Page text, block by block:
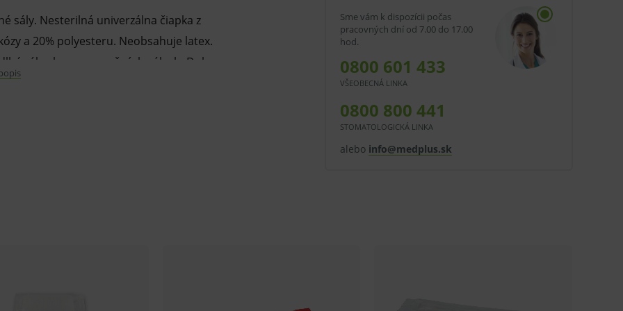
sály. Nesterilná univerzálna čiapka z
a 20% polyesteru. Neobsahuje latex.
zákroky na operačných sálach. Dobre
požadovanej veľkosti. Možno využiť pre
Sme vám k dispozícii počas
pracovných dní od 7.00 do 17.00
hod.
0800 601 433
VŠEOBECNÁ LINKA
0800 800 441
STOMATOLOGICKÁ LINKA
alebo info@medplus.sk